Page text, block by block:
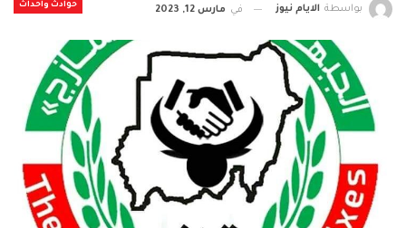
حوادث واحداث بواسطة الايام نيوز في مارس 12, 2023